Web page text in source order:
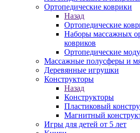
Ортопедические коврики
Назад
Ортопедические
Наборы массажных
ковриков
Ортопедические
Массажные полусферы и
Деревянные игрушки
Конструкторы
Назад
Конструкторы
Пластиковый
Магнитный
Игры для детей от 5 лет